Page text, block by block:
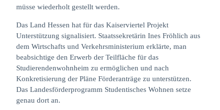
müsse wiederholt gestellt werden.
Das Land Hessen hat für das Kaiserviertel Projekt
Unterstützung signalisiert. Staatssekretärin Ines Fröhlich aus
dem Wirtschafts und Verkehrsministerium erklärte, man
beabsichtige den Erwerb der Teilfläche für das
Studierendenwohnheim zu ermöglichen und nach
Konkretisierung der Pläne Förderanträge zu unterstützen.
Das Landesförderprogramm Studentisches Wohnen setze
genau dort an.